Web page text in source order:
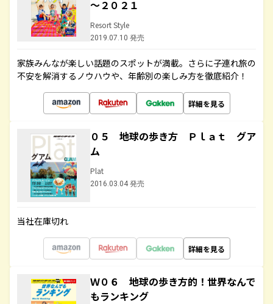
～２０２１
Resort Style
2019.07.10 発売
家族みんなが楽しい話題のスポットが満載。さらに子連れ旅の
不安を解消するノウハウや、年齢別の楽しみ方を徹底紹介！
詳細を見る
０５ 地球の歩き方 Ｐｌａｔ グア
ム
Plat
2016.03.04 発売
当社在庫切れ
詳細を見る
Ｗ０６ 地球の歩き方的！世界なんで
もランキング